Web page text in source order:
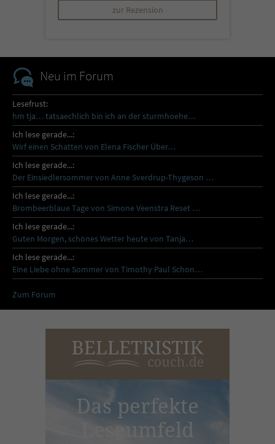
zur Rezension
Neu im Forum
Lesefrust:
hm tja… tatsaechlich bin ich an der sturmhoehe…
Ich lese gerade...:
Wirf einen Schatten von Elena Fischer Über…
Ich lese gerade...:
Der Einsiedlersommer von Anne Sverdrup-Thygeson …
Ich lese gerade...:
Brombeerblaue Tage von Simone Veenstra Reset …
Ich lese gerade...:
Guten Morgen, schönes Wetter heute von Tanja…
Ich lese gerade...:
Eine Liebe ohne Sommer von Timothy Paul Schon…
Zum Forum
Das perfekte
Leseumfeld